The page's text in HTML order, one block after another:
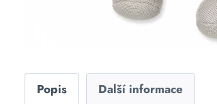
Popis Další informace